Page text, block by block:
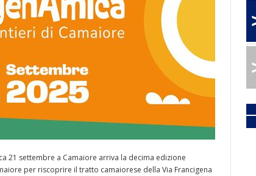
21 settembre a Camaiore arriva la decima edizione
per riscoprire il tratto camaiorese della Via Francigena